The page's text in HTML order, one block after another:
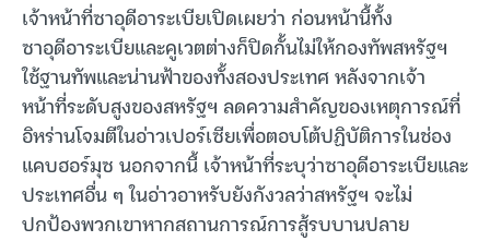
เจ้าหน้าที่ซาอุดีอาระเบียเปิดเผยว่า ก่อนหน้านี้ทั้ง
ซาอุดีอาระเบียและคูเวตต่างก็ปิดกั้นไม่ให้กองทัพสหรัฐฯ
ใช้ฐานทัพและน่านฟ้าของทั้งสองประเทศ หลังจากเจ้า
หน้าที่ระดับสูงของสหรัฐฯ ลดความสำคัญของเหตุการณ์ที่
อิหร่านโจมตีในอ่าวเปอร์เซียเพื่อตอบโต้ปฏิบัติการในช่อง
แคบฮอร์มุซ นอกจากนี้ เจ้าหน้าที่ระบุว่าซาอุดีอาระเบียและ
ประเทศอื่น ๆ ในอ่าวอาหรับยังกังวลว่าสหรัฐฯ จะไม่
ปกป้องพวกเขาหากสถานการณ์การสู้รบบานปลาย